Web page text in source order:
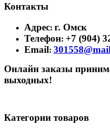
Контакты
Адрес: г. Омск
Телефон: +7 (904)
Email:
Онлайн заказы
выходных!
Категории товаров